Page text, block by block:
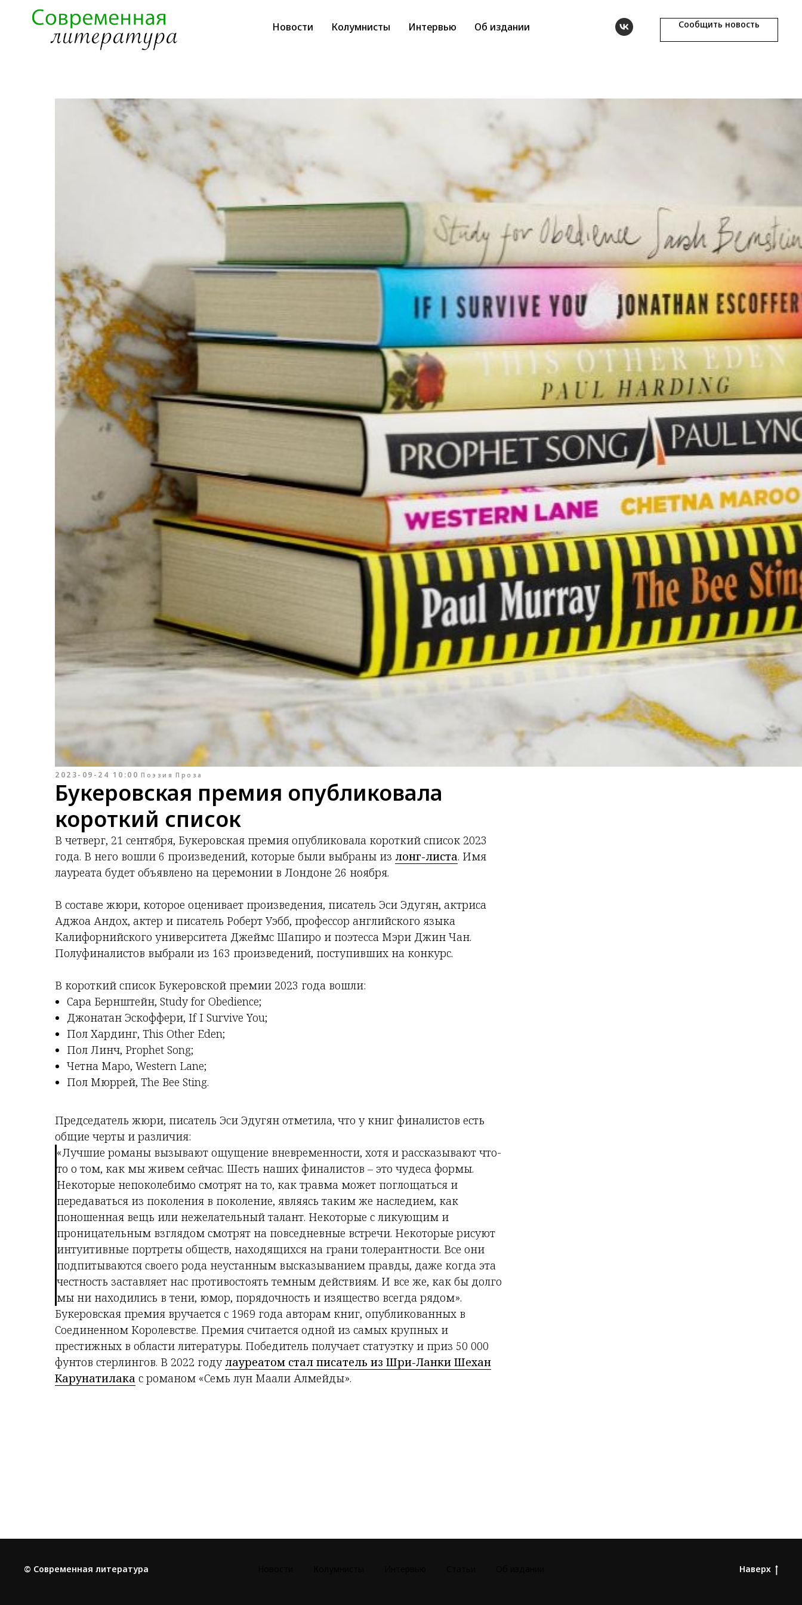
Новости Колумнисты Интервью Об издании Сообщить новость
2023-09-24 10:00 Поэзия Проза
Букеровская премия опубликовала
короткий список
В четверг, 21 сентября, Букеровская премия опубликовала короткий список 2023
года. В него вошли 6 произведений, которые были выбраны из лонг-листа. Имя
лауреата будет объявлено на церемонии в Лондоне 26 ноября.
В составе жюри, которое оценивает произведения, писатель Эси Эдугян, актриса
Аджоа Андох, актер и писатель Роберт Уэбб, профессор английского языка
Калифорнийского университета Джеймс Шапиро и поэтесса Мэри Джин Чан.
Полуфиналистов выбрали из 163 произведений, поступивших на конкурс.
В короткий список Букеровской премии 2023 года вошли:
Сара Бернштейн, Study for Obedience;
Джонатан Эскоффери, If I Survive You;
Пол Хардинг, This Other Eden;
Пол Линч, Prophet Song;
Четна Маро, Western Lane;
Пол Мюррей, The Bee Sting.
Председатель жюри, писатель Эси Эдугян отметила, что у книг финалистов есть
общие черты и различия:
«Лучшие романы вызывают ощущение вневременности, хотя и рассказывают что-
то о том, как мы живем сейчас. Шесть наших финалистов – это чудеса формы.
Некоторые непоколебимо смотрят на то, как травма может поглощаться и
передаваться из поколения в поколение, являясь таким же наследием, как
поношенная вещь или нежелательный талант. Некоторые с ликующим и
проницательным взглядом смотрят на повседневные встречи. Некоторые рисуют
интуитивные портреты обществ, находящихся на грани толерантности. Все они
подпитываются своего рода неустанным высказыванием правды, даже когда эта
честность заставляет нас противостоять темным действиям. И все же, как бы долго
мы ни находились в тени, юмор, порядочность и изящество всегда рядом».
Букеровская премия вручается с 1969 года авторам книг, опубликованных в
Соединенном Королевстве. Премия считается одной из самых крупных и
престижных в области литературы. Победитель получает статуэтку и приз 50 000
фунтов стерлингов. В 2022 году лауреатом стал писатель из Шри-Ланки Шехан
Карунатилака с романом «Семь лун Маали Алмейды».
© Современная литература Наверх